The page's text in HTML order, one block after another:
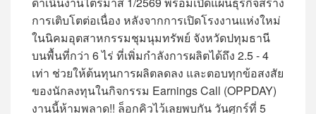
การเติบโตต่อเนื่อง หลังจากการเปิดโรงงานแห่งใหม่
ในนิคมอุตสาหกรรมชุมนุมทรัพย์ จังหวัดปทุมธานี
บนพื้นที่กว่า 6 ไร่ ที่เพิ่มกำลังการผลิตได้ถึง 2.5 - 4
เท่า ช่วยให้ต้นทุนการผลิตลดลง และตอบทุกข้อสงสัย
ของนักลงทุนในกิจกรรม Earnings Call (OPPDAY)
งานนี้ห้ามพลาด!! ล็อกคิวไว้เลยพบกัน วันศุกร์ที่ 5